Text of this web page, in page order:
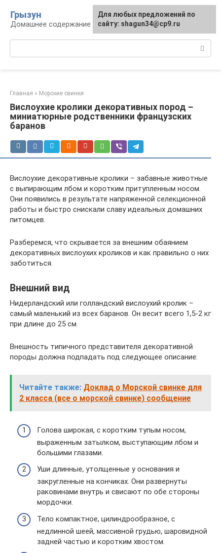
контенту
Грызун
Домашнее содержание грызунов
Главная » Морские свинки
Вислоухие кролики декоративных пород –
миниатюрные родственники французских
баранов
Вислоухие декоративные кролики – забавные животные
с выпирающим лбом и коротким притупленным носом.
Они появились в результате напряженной селекционной
работы и быстро снискали славу идеальных домашних
питомцев.
Разберемся, что скрывается за внешним обаянием
декоративных вислоухих кроликов и как правильно о них
заботиться.
Внешний вид
Нидерландский или голландский вислоухий кролик –
самый маленький из всех баранов. Он весит всего 1,5-2 кг
при длине до 25 см.
Внешность типичного представителя декоративной
породы должна подпадать под следующее описание:
Читайте также: Доклад о Морской свинке для
2 класса (все о морской свинке) сообщение
Голова широкая, с коротким тупым носом,
выраженным затылком, выступающим лбом и
большими глазами.
Уши длинные, утолщенные у основания и
закругленные на кончиках. Они развернуты
раковинами внутрь и свисают по обе стороны
мордочки.
Тело компактное, цилиндрообразное, с
недлинной шеей, массивной грудью, шаровидной
задней частью и коротким хвостом.
Для любых предложений по
сайту: shagun34@cp9.ru